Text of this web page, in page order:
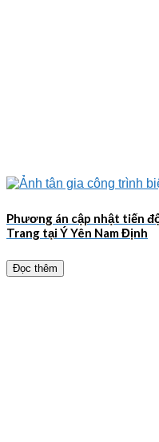
Phương án cập nhật tiến
Trang tại Ý Yên Nam Định
Đọc thêm